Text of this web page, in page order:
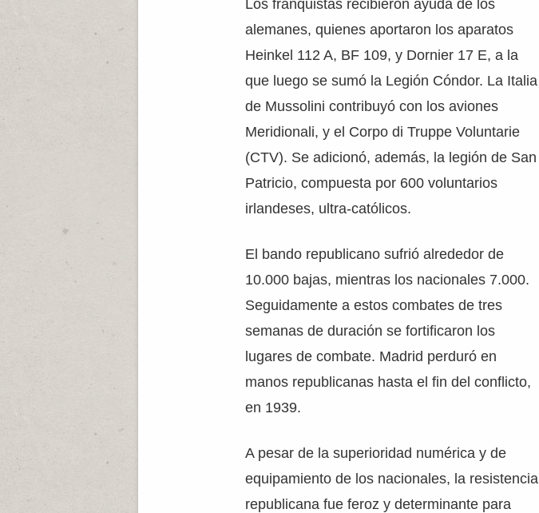
Los franquistas recibieron ayuda de los
alemanes, quienes aportaron los aparatos
Heinkel 112 A, BF 109, y Dornier 17 E, a la
que luego se sumó la Legión Cóndor. La Italia
de Mussolini contribuyó con los aviones
Meridionali, y el Corpo di Truppe Voluntarie
(CTV). Se adicionó, además, la legión de San
Patricio, compuesta por 600 voluntarios
irlandeses, ultra-católicos.
El bando republicano sufrió alrededor de
10.000 bajas, mientras los nacionales 7.000.
Seguidamente a estos combates de tres
semanas de duración se fortificaron los
lugares de combate. Madrid perduró en
manos republicanas hasta el fin del conflicto,
en 1939.
A pesar de la superioridad numérica y de
equipamiento de los nacionales, la resistencia
republicana fue feroz y determinante para